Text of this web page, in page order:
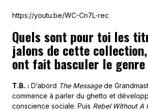
https://youtu.be/WC-Cn7L-rec
Quels sont pour toi les
jalons de cette
ont fait basculer le genre
T.B. : D’abord The Messagede
commence à parler du ghetto et
conscience sociale. Puis Rebel Without A